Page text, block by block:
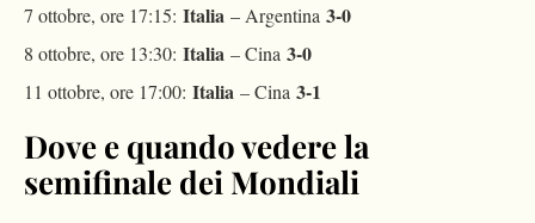
7 ottobre, ore 17:15: Italia – Argentina 3-0
8 ottobre, ore 13:30: Italia – Cina 3-0
11 ottobre, ore 17:00: Italia – Cina 3-1
Dove e quando vedere la
semifinale dei Mondiali